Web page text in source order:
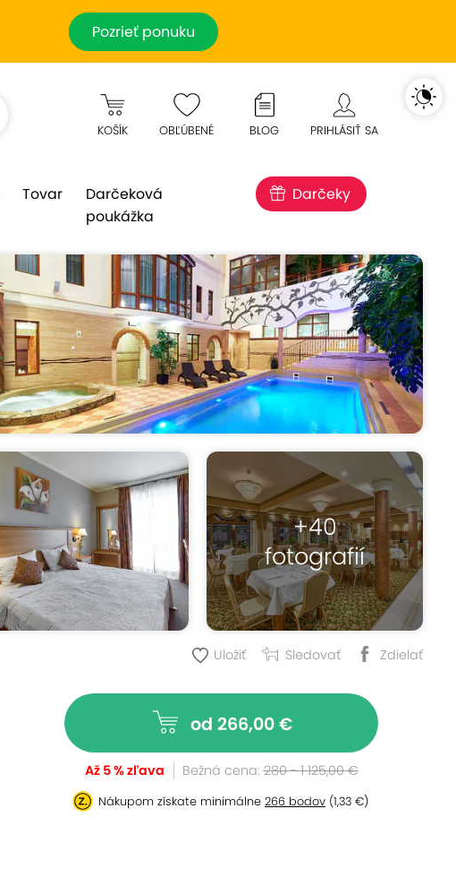
Pozrieť ponuku
KOŠÍK OBĽÚBENÉ BLOG PRIHLÁSIŤ SA
Tovar
Darčeková
poukážka
Darčeky
+40
fotografií
Uložiť Sledovať Zdielať
od 266,00 €
Až 5 % zľava Bežná cena: 280 - 1 125,00 €
Nákupom získate minimálne 266 bodov (1,33 €)